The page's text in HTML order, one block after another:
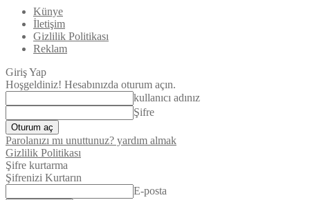
Künye
İletişim
Gizlilik Politikası
Reklam
Giriş Yap
Hoşgeldiniz! Hesabınızda oturum açın.
kullanıcı adınız
Şifre
Parolanızı mı unuttunuz? yardım almak
Gizlilik Politikası
Şifre kurtarma
Şifrenizi Kurtarın
E-posta